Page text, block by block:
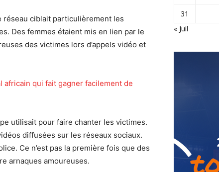
réseau ciblait particulièrement les
Des femmes étaient mis en lien par le
des victimes lors d’appels vidéo et
africain qui fait gagner facilement de
utilisait pour faire chanter les victimes.
diffusées sur les réseaux sociaux.
Ce n’est pas la première fois que des
arnaques amoureuses.
31
« Juil